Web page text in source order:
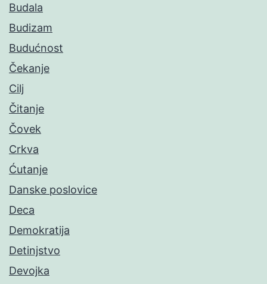
Budala
Budizam
Budućnost
Čekanje
Cilj
Čitanje
Čovek
Crkva
Ćutanje
Danske poslovice
Deca
Demokratija
Detinjstvo
Devojka